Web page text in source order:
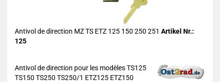
Antivol de direction MZ TS ETZ 125 150 250 251 Artikel Nr.:
125
Antivol de direction pour les modèles TS125
TS150 TS250 TS250/1 ETZ125 ETZ150